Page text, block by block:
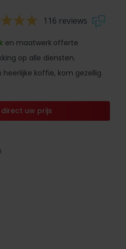
116 reviews
en maatwerk offerte
op alle diensten.
heerlijke koffie, kom gezellig
uw prijs